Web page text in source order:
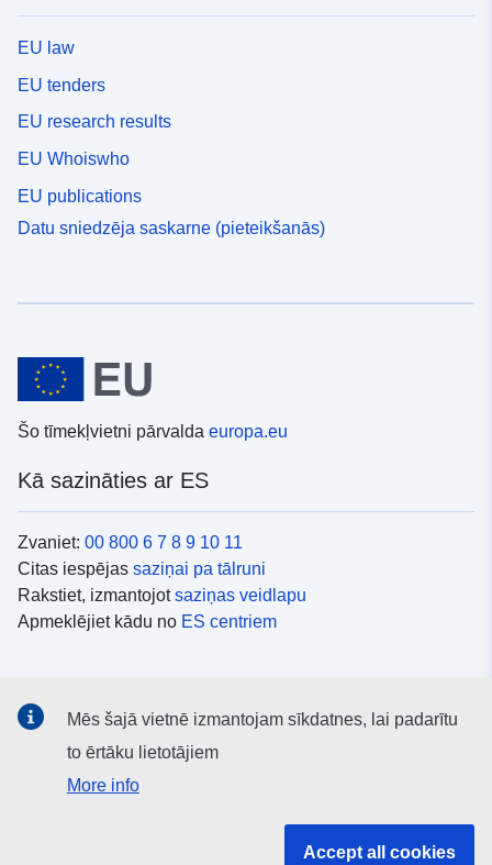
EU law
EU tenders
EU research results
EU Whoiswho
EU publications
Datu sniedzēja saskarne (pieteikšanās)
Šo tīmekļvietni pārvalda europa.eu
Kā sazināties ar ES
Zvaniet: 00 800 6 7 8 9 10 11
Citas iespējas saziņai pa tālruni
Rakstiet, izmantojotsaziņas veidlapu
Apmeklējiet kādu no ES centriem
ES kontisociālajos medijos
Mēs šajā vietnē izmantojam sīkdatnes, lai padarītu
to ērtāku lietotājiem
More info
Accept all cookies